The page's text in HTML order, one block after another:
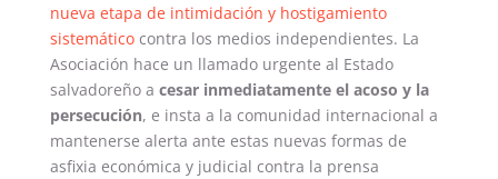
nueva etapa de intimidación y hostigamiento
sistemático contra los medios independientes. La
Asociación hace un llamado urgente al Estado
salvadoreño a cesar inmediatamente el acoso y la
persecución, e insta a la comunidad internacional a
mantenerse alerta ante estas nuevas formas de
asfixia económica y judicial contra la prensa